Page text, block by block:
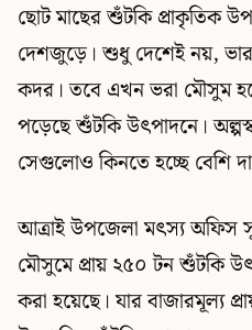
ছোট মাছের শুঁটকি প্রাকৃতিক
দেশজুড়ে। শুধু দেশেই নয়,
কদর। তবে এখন ভরা মৌসুম
পড়েছে শুঁটকি উৎপাদনে।
সেগুলোও কিনতে হচ্ছে বেশি
আত্রাই উপজেলা মৎস্য অফিস
মৌসুমে প্রায় ২৫০ টন শুঁটকি
করা হয়েছে। যার বাজারমূল্য